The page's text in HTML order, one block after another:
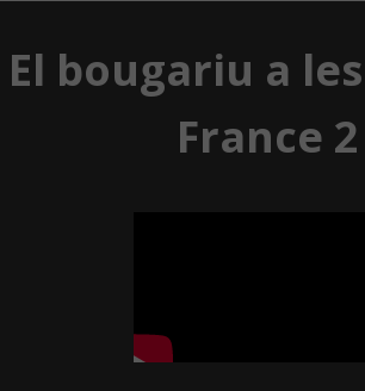
El bougariu a
France 2